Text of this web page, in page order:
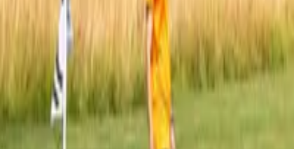
I nostri luoghi
France
Château de Méry sur Oise
Château de Méry sur Oise